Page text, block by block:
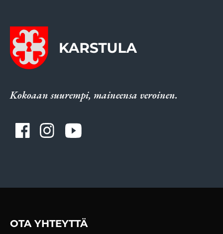
Kokoaan suurempi, maineensa veroinen.
OTA YHTEYTTÄ